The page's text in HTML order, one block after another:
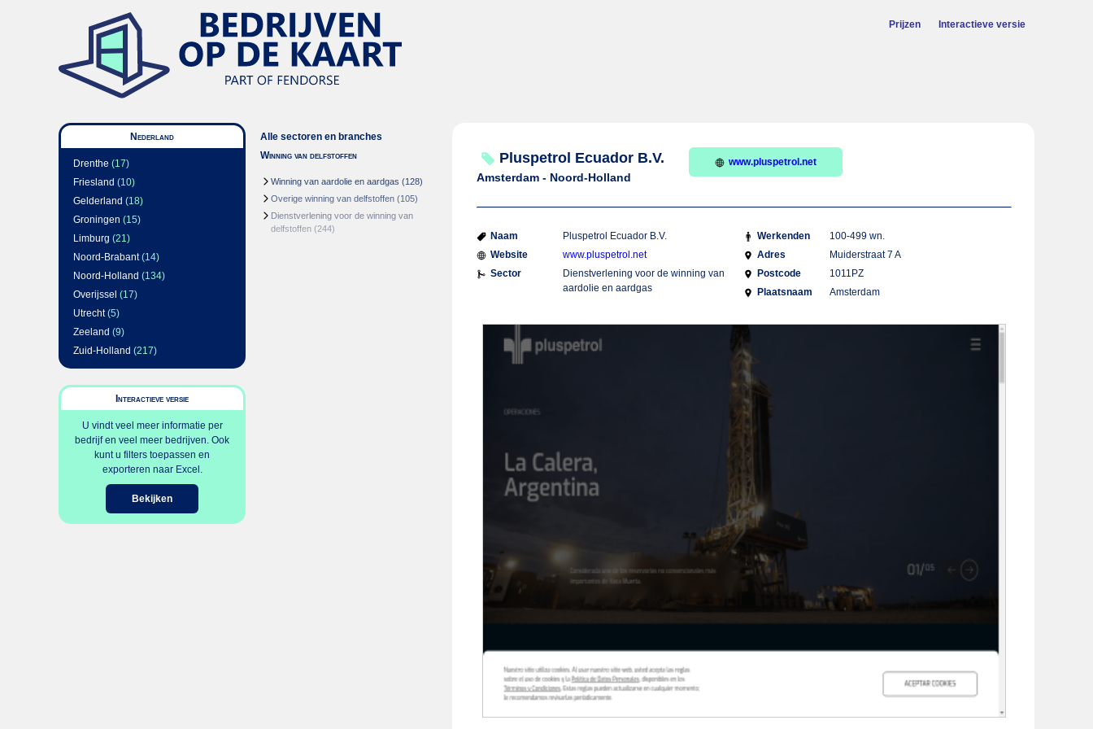
Prijzen Interactieve versie
Nederland
Drenthe (17)
Friesland (10)
Gelderland (18)
Groningen (15)
Limburg (21)
Noord-Brabant(14)
Noord-Holland (134)
Overijssel (17)
Utrecht(5)
Zeeland (9)
Zuid-Holland (217)
Interactieve versie
U vindt veel meer informatie per
bedrijf en veel meer bedrijven. Ook
kunt u filters toepassen en
exporteren naar Excel.
Bekijken
Alle sectoren en branches
Winning van delfstoffen
Winning van aardolie en aardgas (128)
Overige winning van delfstoffen (105)
Dienstverlening voor de winning van
delfstoffen (244)
Pluspetrol Ecuador B.V.
Amsterdam - Noord-Holland
www.pluspetrol.net
Naam
Pluspetrol Ecuador B.V.
Website
www.pluspetrol.net
Sector
Dienstverlening voor de winning van
aardolie en aardgas
Werkenden
100-499 wn.
Adres
Muiderstraat 7 A
Postcode
1011PZ
Plaatsnaam
Amsterdam